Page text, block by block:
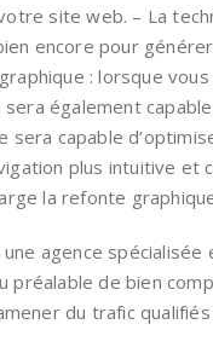
site web. – La
encore pour
: lorsque
également
capable
plus intuitive et
la refonte
agence
préalable de bien
du trafic